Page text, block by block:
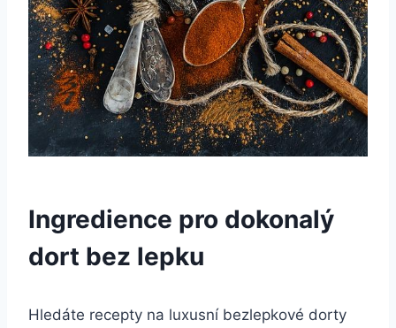
Ingredience pro dokonalý
dort bez lepku
Hledáte recepty na luxusní bezlepkové dorty